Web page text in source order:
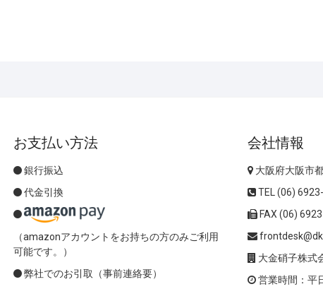
お支払い方法
銀行振込
代金引換
（amazonアカウントをお持ちの方のみご利用
可能です。）
弊社でのお引取（事前連絡要）
会社情報
大阪府大阪市
TEL (06)
FAX (06)
大金硝子株式
営業時間：平